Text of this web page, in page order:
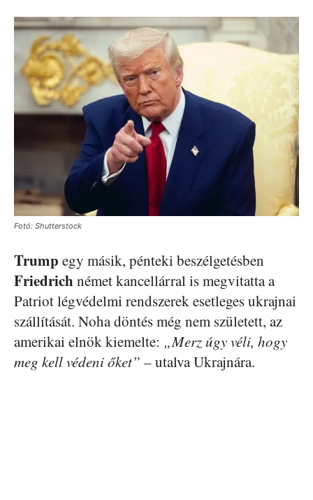
Fotó: Shutterstock
Trump egy másik, pénteki beszélgetésben
Friedrichnémet kancellárral is megvitatta a
Patriot légvédelmi rendszerek esetleges ukrajnai
szállítását. Noha döntés még nem született, az
amerikai elnök kiemelte: „Merz úgy véli, hogy
meg kell védeni őket” – utalva Ukrajnára.